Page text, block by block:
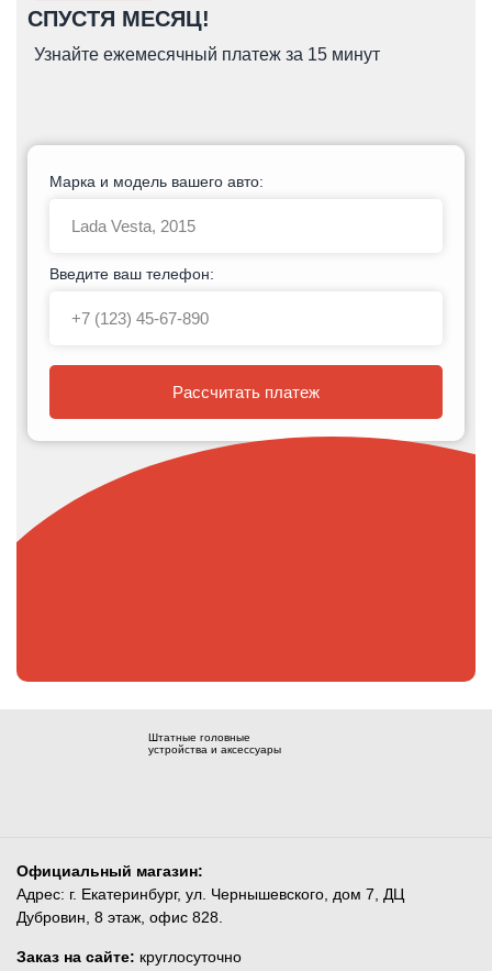
СПУСТЯ МЕСЯЦ!
Узнайте ежемесячный платеж за 15 минут
Марка и модель вашего авто:
Введите ваш телефон:
Рассчитать платеж
Штатные головные
устройства и аксессуары
Официальный магазин:
Адрес: г. Екатеринбург, ул. Чернышевского, дом 7, ДЦ
Дубровин, 8 этаж, офис 828.
Заказ на сайте: круглосуточно